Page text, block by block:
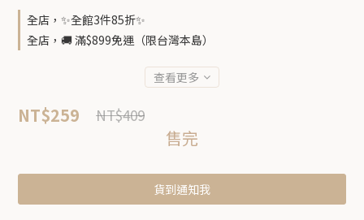
全店，✨全館3件85折✨
全店，🚚 滿$899免運（限台灣本島）
查看更多
NT$259 NT$409
售完
貨到通知我